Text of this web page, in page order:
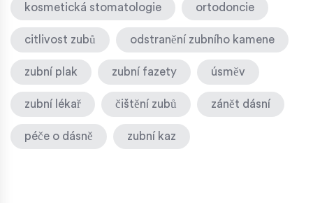
kosmetická stomatologie ortodoncie
citlivost zubů odstranění zubního kamene
zubní plak zubní fazety úsměv
zubní lékař čištění zubů zánět dásní
péče o dásně zubní kaz